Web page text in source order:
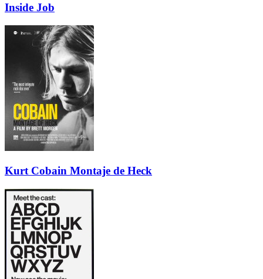
Inside Job
Kurt Cobain Montaje de Heck